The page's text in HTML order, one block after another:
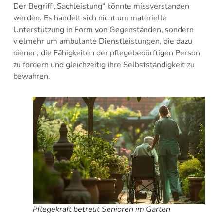
Der Begriff „Sachleistung“ könnte missverstanden
werden. Es handelt sich nicht um materielle
Unterstützung in Form von Gegenständen, sondern
vielmehr um ambulante Dienstleistungen, die dazu
dienen, die Fähigkeiten der pflegebedürftigen Person
zu fördern und gleichzeitig ihre Selbstständigkeit zu
bewahren.
Pflegekraft betreut Senioren im Garten